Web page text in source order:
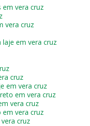
em vera cruz
vera cruz
laje em vera cruz
cruz
em vera cruz
em vera cruz
vera cruz
em vera cruz
cruz